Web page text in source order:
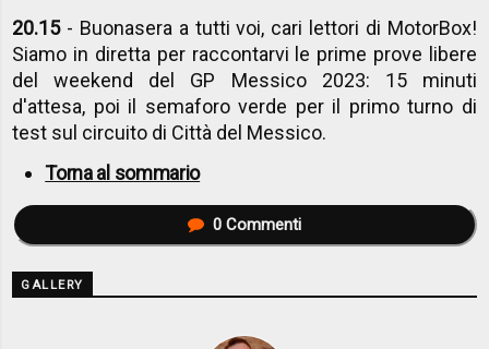
20.15- Buonasera a tutti voi, cari lettori di MotorBox!
Siamo in diretta per raccontarvi le prime prove libere
del weekend del GP Messico 2023: 15 minuti
d'attesa, poi il semaforo verde per il primo turno di
test sul circuito di Città del Messico.
Torna al sommario
0Commenti
GALLERY